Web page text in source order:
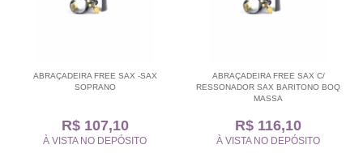
ABRAÇADEIRA FREE SAX -SAX
SOPRANO
R$ 107,10
À VISTA NO DEPÓSITO
ABRAÇADEIRA FREE SAX C/
RESSONADOR SAX BARITONO BOQ
MASSA
R$ 116,10
À VISTA NO DEPÓSITO